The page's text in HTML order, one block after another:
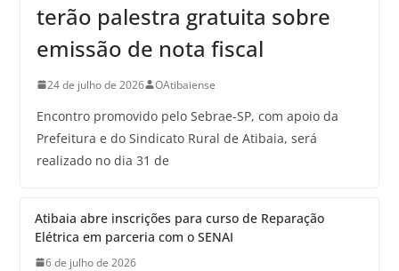
terão palestra gratuita sobre
emissão de nota fiscal
24 de julho de 2026 OAtibaiense
Encontro promovido pelo Sebrae-SP, com apoio da
Prefeitura e do Sindicato Rural de Atibaia, será
realizado no dia 31 de
Atibaia abre inscrições para curso de Reparação
Elétrica em parceria com o SENAI
6 de julho de 2026